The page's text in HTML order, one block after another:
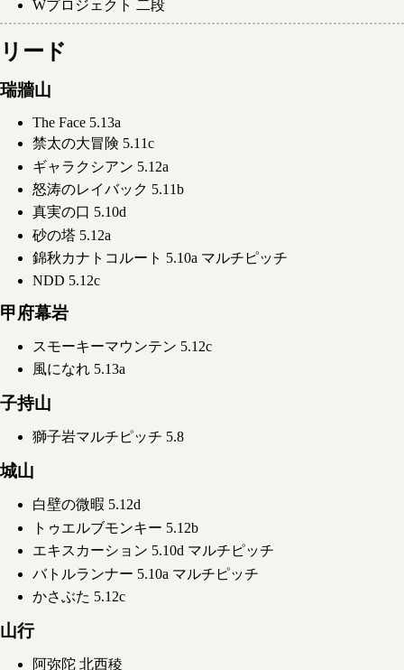
Wプロジェクト 二段
リード
瑞牆山
The Face 5.13a
禁太の大冒険 5.11c
ギャラクシアン 5.12a
怒涛のレイバック 5.11b
真実の口 5.10d
砂の塔 5.12a
錦秋カナトコルート 5.10a マルチピッチ
NDD 5.12c
甲府幕岩
スモーキーマウンテン 5.12c
風になれ 5.13a
子持山
獅子岩マルチピッチ 5.8
城山
白壁の微暇 5.12d
トゥエルブモンキー 5.12b
エキスカーション 5.10d マルチピッチ
バトルランナー 5.10a マルチピッチ
かさぶた 5.12c
山行
阿弥陀 北西稜